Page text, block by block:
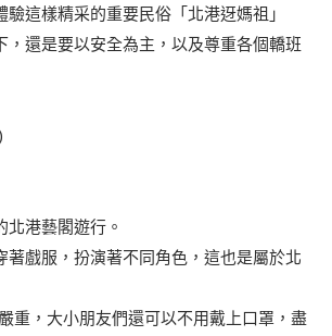
這樣精采的重要民俗「北港迓媽祖」
，還是要以安全為主，以及尊重各個轎班
北港藝閣遊行。
著戲服，扮演著不同角色，這也是屬於北
重，大小朋友們還可以不用戴上口罩，盡